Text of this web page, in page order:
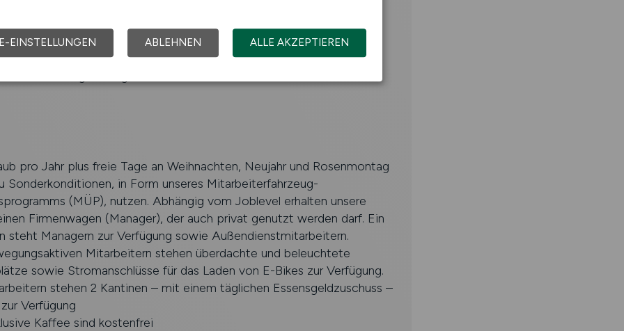
HGB, BGB und KWG wünschenswert; ebenso in Bezug auf
und rechtliche Grundlagen für Finanzinstitute
pro Jahr plus freie Tage an Weihnachten, Neujahr und Rosenmontag
Sonderkonditionen, in Form unseres Mitarbeiterfahrzeug-
(MÜP), nutzen. Abhängig vom Joblevel erhalten unsere
Firmenwagen (Manager), der auch privat genutzt werden darf. Ein
steht Managern zur Verfügung sowie Außendienstmitarbeitern.
Mitarbeitern stehen überdachte und beleuchtete
sowie Stromanschlüsse für das Laden von E-Bikes zur Verfügung.
stehen 2 Kantinen – mit einem täglichen Essensgeldzuschuss –
Verfügung
Kaffee sind kostenfrei
EINSTELLUNGEN ABLEHNEN ALLE AKZEPTIEREN